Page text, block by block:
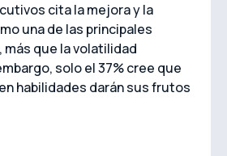
cita la mejora y la
una de las principales
que la volatilidad
solo el 37% cree que
habilidades darán sus frutos